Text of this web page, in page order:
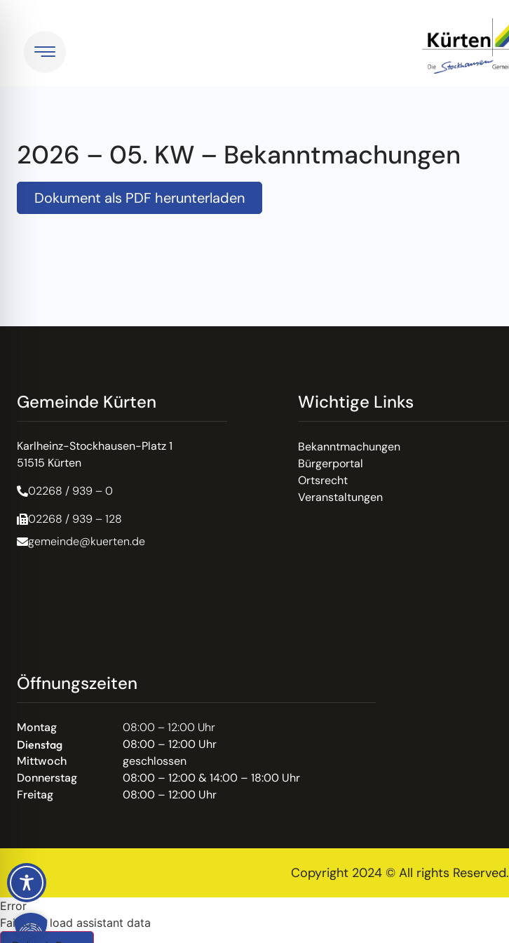
2026 – 05. KW – Bekanntmachungen
Dokument als PDF herunterladen
Gemeinde Kürten
Karlheinz-Stockhausen-Platz 1
51515 Kürten
02268 / 939 – 0
02268 / 939 – 128
gemeinde@kuerten.de
Wichtige Links
Bekanntmachungen
Bürgerportal
Ortsrecht
Veranstaltungen
Öffnungszeiten
Montag 08:00 – 12:00 Uhr
Dienstag
08:00 – 12:00 Uhr
Mittwoch
geschlossen
Donnerstag
08:00 – 12:00 & 14:00 – 18:00 Uhr
Freitag
08:00 – 12:00 Uhr
Copyright 2024 © All rights Reserved.
Error
Failed to load assistant data